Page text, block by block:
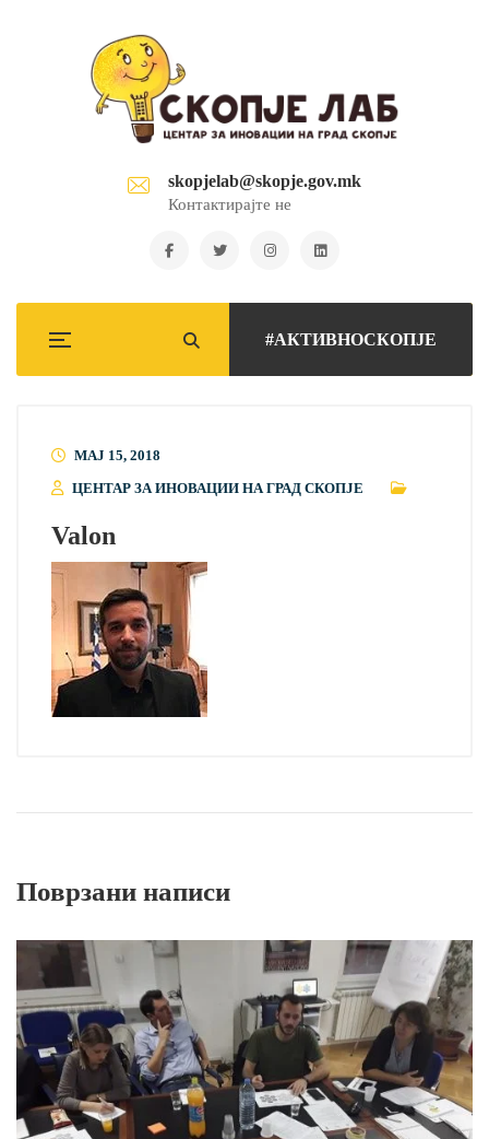
skopjelab@skopje.gov.mk
Контактирајте не
#АКТИВНОСКОПЈЕ
МАЈ 15, 2018
ЦЕНТАР ЗА ИНОВАЦИИ НА ГРАД СКОПЈЕ
Valon
Поврзани написи